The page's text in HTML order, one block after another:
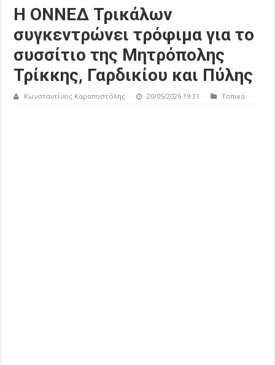
Η ΟΝΝΕΔ Τρικάλων
συγκεντρώνει τρόφιμα για το
συσσίτιο της Μητρόπολης
Τρίκκης, Γαρδικίου και Πύλης
Κωνσταντίνος Καραποστόλης 20/05/2026 19:31 Τοπικά